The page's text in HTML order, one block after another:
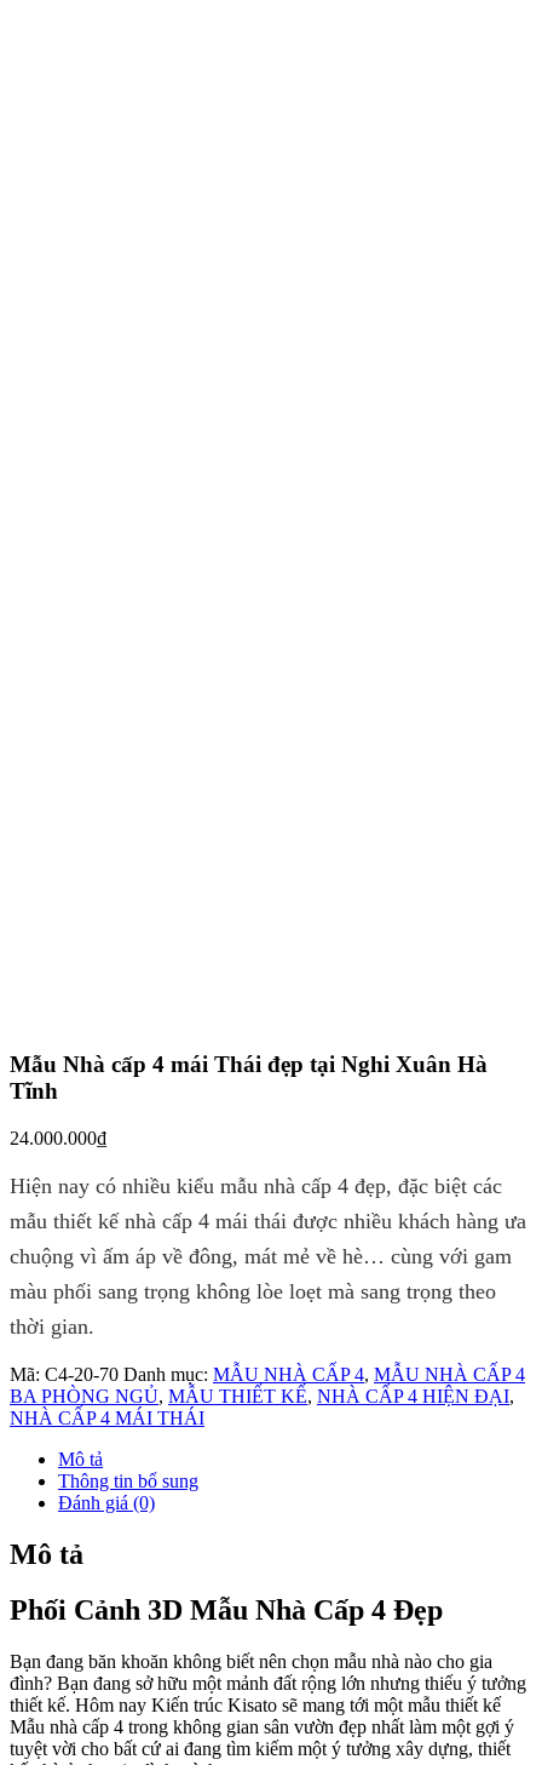
Mẫu Nhà cấp 4 mái Thái đẹp tại Nghi Xuân Hà
Tĩnh
24.000.000₫
Hiện nay có nhiều kiểu mẫu nhà cấp 4 đẹp, đặc biệt các
mẫu thiết kế nhà cấp 4 mái thái được nhiều khách hàng ưa
chuộng vì ấm áp về đông, mát mẻ về hè… cùng với gam
màu phối sang trọng không lòe loẹt mà sang trọng theo
thời gian.
Mã: C4-20-70 Danh mục: MẪU NHÀ CẤP 4, MẪU NHÀ CẤP 4
BA PHÒNG NGỦ, MẪU THIẾT KẾ, NHÀ CẤP 4 HIỆN ĐẠI,
NHÀ CẤP 4 MÁI THÁI
Mô tả
Thông tin bổ sung
Đánh giá (0)
Mô tả
Phối Cảnh 3D Mẫu Nhà Cấp 4 Đẹp
Bạn đang băn khoăn không biết nên chọn mẫu nhà nào cho gia
đình? Bạn đang sở hữu một mảnh đất rộng lớn nhưng thiếu ý tưởng
thiết kế. Hôm nay Kiến trúc Kisato sẽ mang tới một mẫu thiết kế
Mẫu nhà cấp 4 trong không gian sân vườn đẹp nhất làm một gợi ý
tuyệt vời cho bất cứ ai đang tìm kiếm một ý tưởng xây dựng, thiết